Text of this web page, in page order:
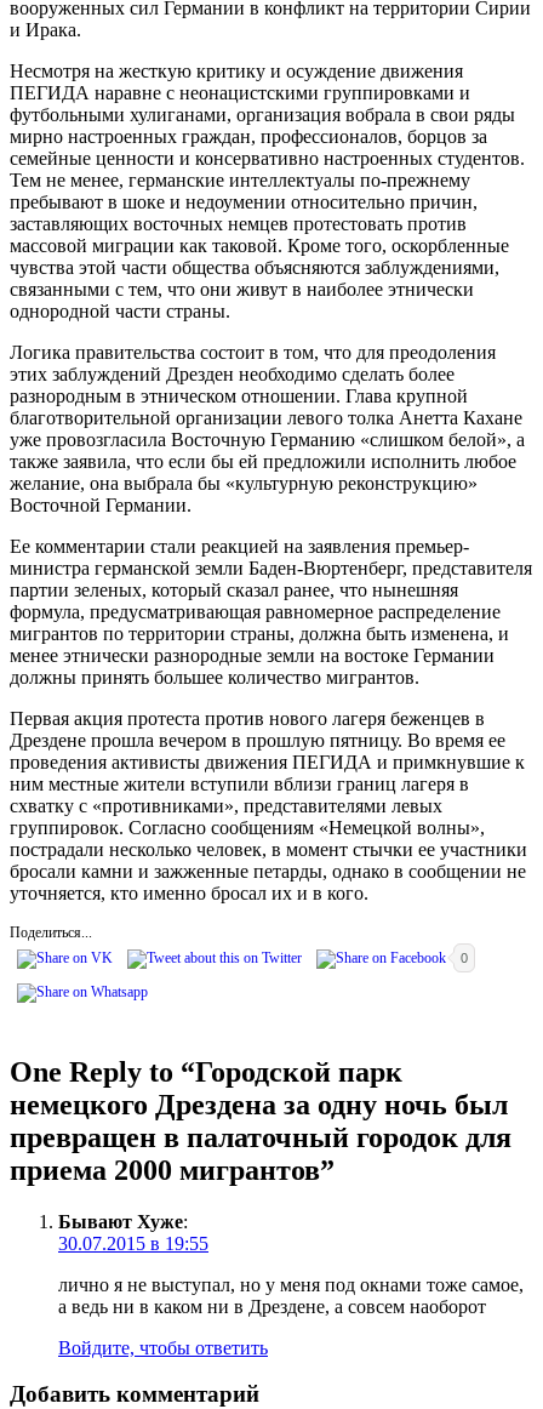
вооруженных сил Германии в конфликт на территории Сирии
и Ирака.
Несмотря на жесткую критику и осуждение движения
ПЕГИДА наравне с неонацистскими группировками и
футбольными хулиганами, организация вобрала в свои ряды
мирно настроенных граждан, профессионалов, борцов за
семейные ценности и консервативно настроенных студентов.
Тем не менее, германские интеллектуалы по-прежнему
пребывают в шоке и недоумении относительно причин,
заставляющих восточных немцев протестовать против
массовой миграции как таковой. Кроме того, оскорбленные
чувства этой части общества объясняются заблуждениями,
связанными с тем, что они живут в наиболее этнически
однородной части страны.
Логика правительства состоит в том, что для преодоления
этих заблуждений Дрезден необходимо сделать более
разнородным в этническом отношении. Глава крупной
благотворительной организации левого толка Анетта Кахане
уже провозгласила Восточную Германию «слишком белой», а
также заявила, что если бы ей предложили исполнить любое
желание, она выбрала бы «культурную реконструкцию»
Восточной Германии.
Ее комментарии стали реакцией на заявления премьер-
министра германской земли Баден-Вюртенберг, представителя
партии зеленых, который сказал ранее, что нынешняя
формула, предусматривающая равномерное распределение
мигрантов по территории страны, должна быть изменена, и
менее этнически разнородные земли на востоке Германии
должны принять большее количество мигрантов.
Первая акция протеста против нового лагеря беженцев в
Дрездене прошла вечером в прошлую пятницу. Во время ее
проведения активисты движения ПЕГИДА и примкнувшие к
ним местные жители вступили вблизи границ лагеря в
схватку с «противниками», представителями левых
группировок. Согласно сообщениям «Немецкой волны»,
пострадали несколько человек, в момент стычки ее участники
бросали камни и зажженные петарды, однако в сообщении не
уточняется, кто именно бросал их и в кого.
Поделиться...
0
One Reply to “Городской парк
немецкого Дрездена за одну ночь был
превращен в палаточный городок для
приема 2000 мигрантов”
Бывают Хуже:
30.07.2015 в 19:55
лично я не выступал, но у меня под окнами тоже самое,
а ведь ни в каком ни в Дрездене, а совсем наоборот
Войдите, чтобы ответить
Добавить комментарий